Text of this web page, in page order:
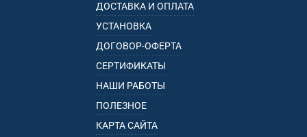
ДОСТАВКА И ОПЛАТА
УСТАНОВКА
ДОГОВОР-ОФЕРТА
СЕРТИФИКАТЫ
НАШИ РАБОТЫ
ПОЛЕЗНОЕ
КАРТА САЙТА